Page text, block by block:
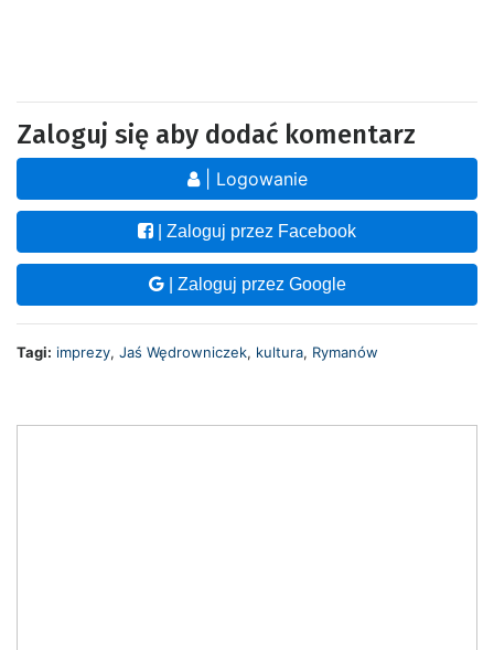
Zaloguj się aby dodać komentarz
| Logowanie
| Zaloguj przez Facebook
| Zaloguj przez Google
Tagi: imprezy, Jaś Wędrowniczek, kultura, Rymanów